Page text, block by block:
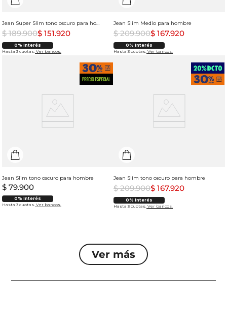
Jean Super Slim tono oscuro para hombre
$ 189.900$ 151.920
0% Interés
Hasta 3 cuotas. Ver bancos.
Jean Slim Medio para hombre
$ 209.900$ 167.920
0% Interés
Hasta 3 cuotas. Ver bancos.
Jean Slim tono oscuro para hombre
$ 79.900
0% Interés
Hasta 3 cuotas. Ver bancos.
Jean Slim tono oscuro para hombre
$ 209.900$ 167.920
0% Interés
Hasta 3 cuotas. Ver bancos.